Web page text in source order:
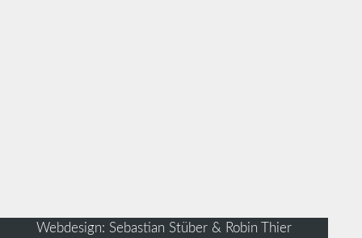
Webdesign: Sebastian Stüber & Robin Thier